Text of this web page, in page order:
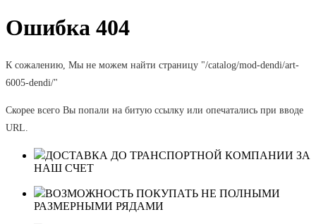
Ошибка 404
К сожалению, Мы не можем найти страницу "/catalog/mod-dendi/art-
6005-dendi/"
Скорее всего Вы попали на битую ссылку или опечатались при вводе
URL.
ДОСТАВКА ДО ТРАНСПОРТНОЙ КОМПАНИИ ЗА
НАШ СЧЕТ
ВОЗМОЖНОСТЬ ПОКУПАТЬ НЕ ПОЛНЫМИ
РАЗМЕРНЫМИ РЯДАМИ